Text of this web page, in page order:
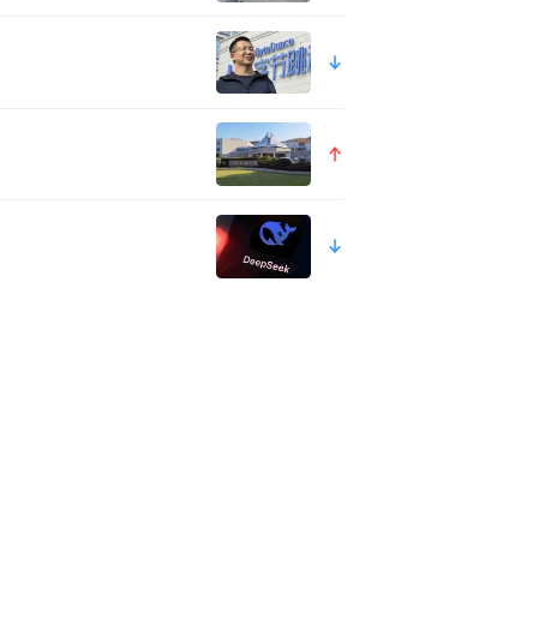
求做出的回应。学校开始更
合能力的建立。
自己，并持续创造价值，正在